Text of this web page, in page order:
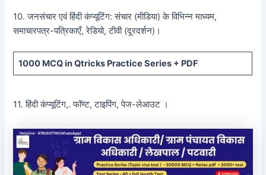
10. जनसंचार एवं हिंदी कंप्यूटिंग: संचार (मीडिया) के विभिन्न माध्यम,
समाचारपत्र-पत्रिकाएँ, रेडियो, टीवी (दूरदर्शन)।
1000 MCQin Qtricks Practice Series + PDF
11. हिंदी कंप्यूटिंग,. फॉण्ट, टाइपिंग, पेज-लेआउट ।